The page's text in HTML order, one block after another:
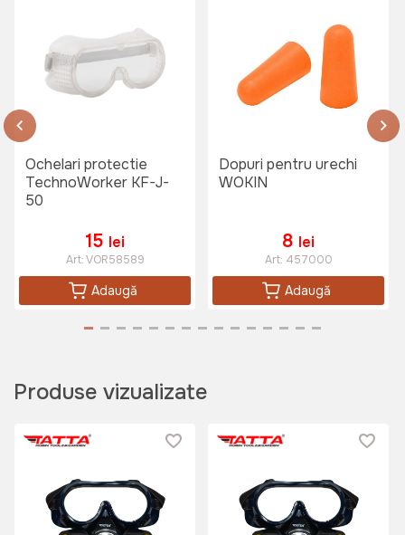
Ochelari protectie
TechnoWorker KF-J-
50
15 lei
Art:VOR58589
Adaugă
Dopuri pentru urechi
WOKIN
8 lei
Art: 457000
Adaugă
Produse vizualizate